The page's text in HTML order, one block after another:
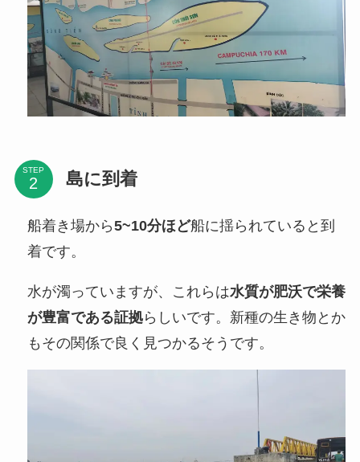
STEP 島に到着
船着き場から5~10分ほど船に揺られていると到
着です。
水が濁っていますが、これらは水質が肥沃で栄養
が豊富である証拠らしいです。新種の生き物とか
もその関係で良く見つかるそうです。